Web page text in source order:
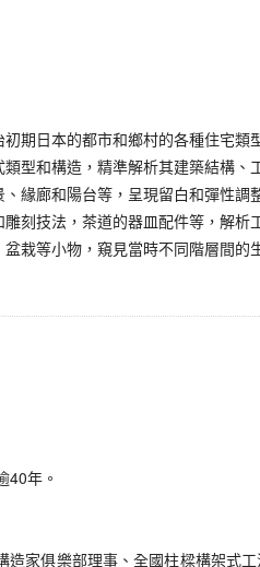
期日本的都市和鄉村的各種住宅類
型和構造，精準解析其建築結構、
緣廊和陽台等，呈現留白和彈性調
刻技法，茶道的器皿配件等，解析
栽等小物，窺見當時不同階層間的
40年。
家俱樂部理事、全國柱樑構架式